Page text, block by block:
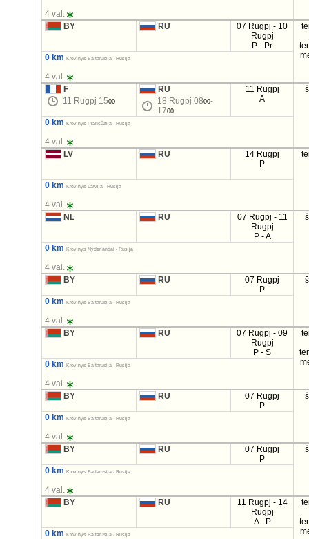
4 val.
BY
RU
07 Rugpj - 10
Rugpj
P - Pr
0 km Krovinys Baltarusija - Rusija
4 val.
F
11 Rugpj 1500
RU
18 Rugpj 0800-
1700
11 Rugpj
A
0 km Krovinys Prancūzija - Rusija
4 val.
LV
RU
14 Rugpj
P
0 km Krovinys Latvija - Rusija
4 val.
NL
RU
07 Rugpj - 11
Rugpj
P - A
0 km Krovinys Nyderlandai - Rusija
4 val.
BY
RU
07 Rugpj
P
0 km Krovinys Baltarusija - Rusija
4 val.
BY
RU
07 Rugpj - 09
Rugpj
P - S
0 km Krovinys Baltarusija - Rusija
4 val.
BY
RU
07 Rugpj
P
0 km Krovinys Baltarusija - Rusija
4 val.
BY
RU
07 Rugpj
P
0 km Krovinys Baltarusija - Rusija
4 val.
BY
RU
11 Rugpj - 14
Rugpj
A - P
0 km Krovinys Baltarusija - Rusija